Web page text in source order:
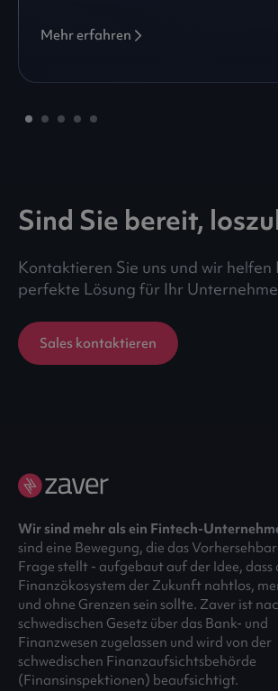
Mehr erfahren
Sind Sie bereit,
Kontaktieren Sie uns und wir helfen
perfekte Lösung für Ihr
Sales kontaktieren
Wir sind mehr als ein Fintech-
sind eine Bewegung, die das
Frage stellt - aufgebaut auf der Idee, dass
Finanzökosystem der Zukunft nahtlos,
und ohne Grenzen sein sollte. Zaver ist
schwedischen Gesetz über das Bank- und
Finanzwesen zugelassen und wird von der
schwedischen Finanzaufsichtsbehörde
(Finansinspektionen) beaufsichtigt.